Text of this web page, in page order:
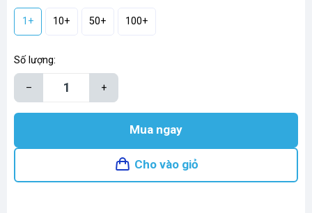
1+ 10+ 50+ 100+
Số lượng:
– +
Mua ngay
Cho vào giỏ